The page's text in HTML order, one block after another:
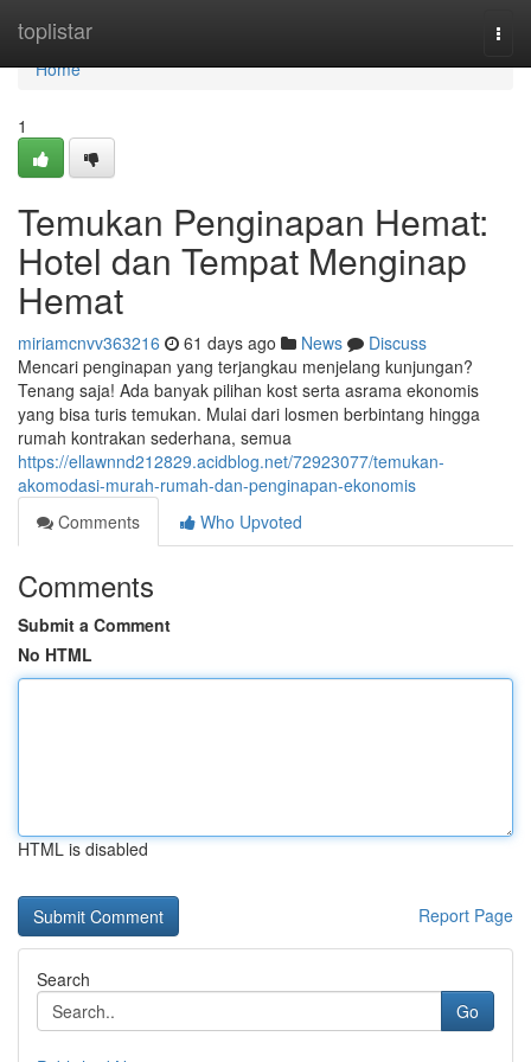
toplistar
Home
Home
1
Temukan Penginapan Hemat:
Hotel dan Tempat Menginap
Hemat
miriamcnvv363216 61 days ago News
Discuss
Mencari penginapan yang terjangkau menjelang kunjungan?
Tenang saja! Ada banyak pilihan kost serta asrama ekonomis
yang bisa turis temukan. Mulai dari losmen berbintang hingga
rumah kontrakan sederhana, semua
https://ellawnnd212829.acidblog.net/72923077/temukan-
akomodasi-murah-rumah-dan-penginapan-ekonomis
Comments
Who Upvoted
Comments
Submit a Comment
No HTML
HTML is disabled
Report Page
Search
Go